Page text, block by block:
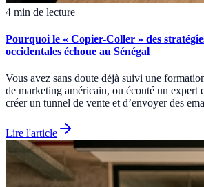
4 min de lecture
Pourquoi le « Copier-Coller » des
occidentales échoue au Sénégal
Vous avez sans doute déjà suivi une
de marketing américain, ou écouté un expert
créer un tunnel de vente et d’envoyer des
Lire l'article